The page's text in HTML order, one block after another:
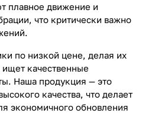
плавное движение и
что критически важно
по низкой цене, делая их
качественные
Наша продукция — это
качества, что делает
экономичного обновления